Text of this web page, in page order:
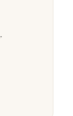
.